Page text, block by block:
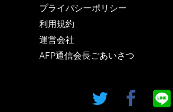
プライバシーポリシー
利用規約
運営会社
AFP通信会長ごあいさつ